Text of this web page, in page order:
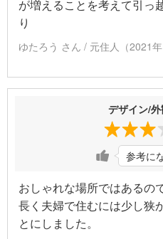
が増えることを考えて引っ
り
ゆたろう さん / 元住人（2021年
デザイン/
参考に
おしゃれな場所ではあるの
長く夫婦で住むには少し狭
とにしました。